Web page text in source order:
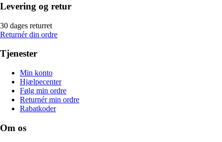
Levering og retur
30 dages returret
Returnér din ordre
Tjenester
Min konto
Hjælpecenter
Følg min ordre
Returnér min ordre
Rabatkoder
Om os